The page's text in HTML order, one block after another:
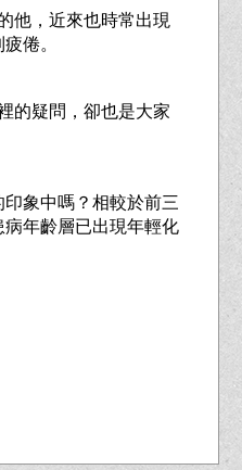
他，近來也時常出現
倦。
的疑問，卻也是大家
象中嗎？相較於前三
年齡層已出現年輕化